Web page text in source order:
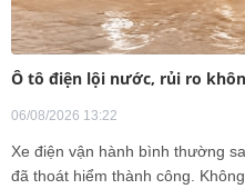
Ô tô điện lội nước, rủi ro
06/08/2026 13:22
Xe điện vận hành bình thường
đã thoát hiểm thành công.